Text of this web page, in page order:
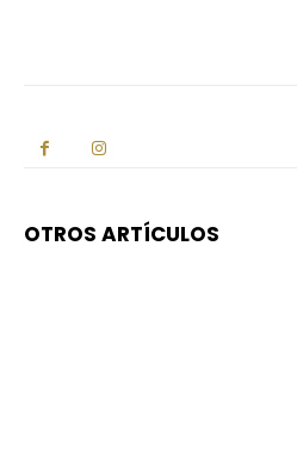
OTROS ARTÍCULOS